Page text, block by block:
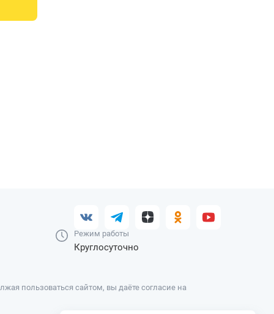
Режим работы
Круглосуточно
пользоваться сайтом, вы даёте согласие на